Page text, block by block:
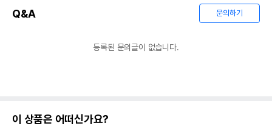
Q&A 문의하기
등록된 문의글이 없습니다.
이 상품은 어떠신가요?